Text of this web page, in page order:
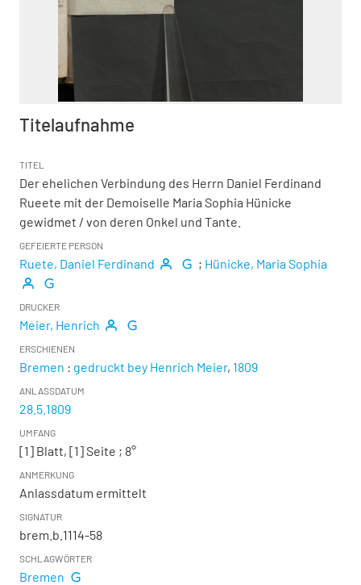
Titelaufnahme
TITEL
Der ehelichen Verbindung des Herrn Daniel Ferdinand
Rueete mit der Demoiselle Maria Sophia Hünicke
gewidmet / von deren Onkel und Tante.
GEFEIERTE PERSON
Ruete, Daniel Ferdinand ; Hünicke, Maria Sophia
DRUCKER
Meier, Henrich
ERSCHIENEN
Bremen : gedruckt bey Henrich Meier, 1809
ANLASSDATUM
28.5.1809
UMFANG
[1] Blatt, [1] Seite ; 8°
ANMERKUNG
Anlassdatum ermittelt
SIGNATUR
brem.b.1114-58
SCHLAGWÖRTER
Bremen